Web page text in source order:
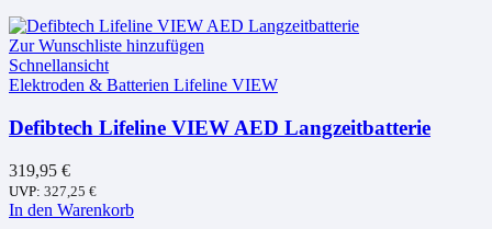
Zur Wunschliste hinzufügen
Schnellansicht
Elektroden & Batterien Lifeline VIEW
Defibtech Lifeline VIEW AED Langzeitbatterie
319,95 €
UVP: 327,25 €
In den Warenkorb